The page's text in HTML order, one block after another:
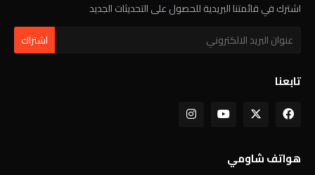
اشترك في قائمتنا البريدية للحصول على التحديثات الجديد
تابعنا
هواتف شاومي